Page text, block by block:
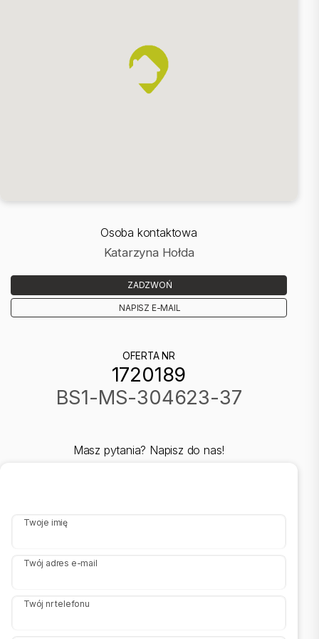
Część opłat jest naliczana według zużycia także kwota czynszu może
się różnić. Fundusz remontowy wynosi 103,66 zł.
Mieszkanie ma status spółdzielczego własnościowego prawa do
::DODATKOWE INFORMACJE |
Głośność: ciche |
Widok: na podwórko |
Woda: ciepła - miejska |
Ogrzewanie: C.O. miejskie |
Nadaje się na biuro: TAK |
Rozkład: narożne |
Piwnica: TAK |
Balkon: duży |
Rok budowy: 1985 |
Osoba kontaktowa
Katarzyna Hołda
ZADZWOŃ
NAPISZ E-MAIL
OFERTA NR
1720189
BS1-MS-304623-37
Masz pytania? Napisz do nas!
Twoje imię
Twój adres e-mail
Twój nr telefonu